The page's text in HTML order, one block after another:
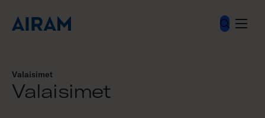
sisältöön
Valaisimet
Valaisimet